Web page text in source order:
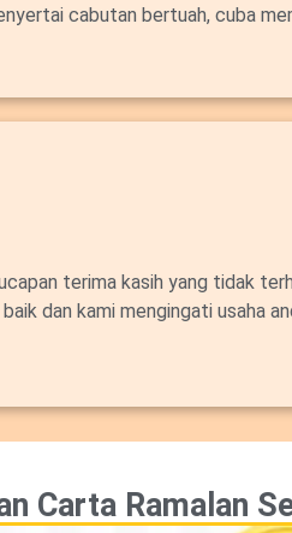
cabutan bertuah, cuba
terima kasih yang tidak
dan kami mengingati usaha
Carta Ramalan